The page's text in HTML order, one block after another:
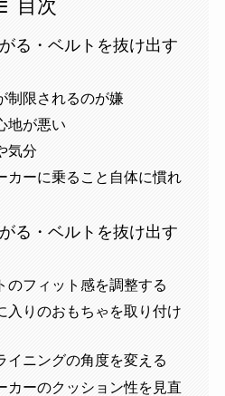
目次
る・ベルトを抜け出す
制限されるのが嫌
地が悪い
気分
カーに乗ること自体に慣れ
る・ベルトを抜け出す
フィット感を調整する
りのおもちゃを取り付け
ニングの角度を変える
ーのクッション性を見直